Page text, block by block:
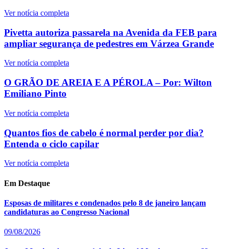
Ver notícia completa
Pivetta autoriza passarela na Avenida da FEB para
ampliar segurança de pedestres em Várzea Grande
Ver notícia completa
O GRÃO DE AREIA E A PÉROLA – Por: Wilton
Emiliano Pinto
Ver notícia completa
Quantos fios de cabelo é normal perder por dia?
Entenda o ciclo capilar
Ver notícia completa
Em Destaque
Esposas de militares e condenados pelo 8 de janeiro lançam
candidaturas ao Congresso Nacional
09/08/2026